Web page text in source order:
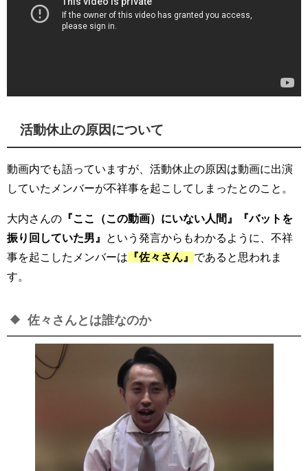
活動休止の原因について
動画内でも語っていますが、活動休止の原因は動画に出演
していたメンバーが不祥事を起こしてしまったとのこと。
大内さんの 『ここ（この動画）にいない人間』『バットを
振り回していた男』
という発言からもわかるように、不祥
事を起こしたメンバーは 『佐々さん』 であると思われま
す。
佐々さんとは誰なのか